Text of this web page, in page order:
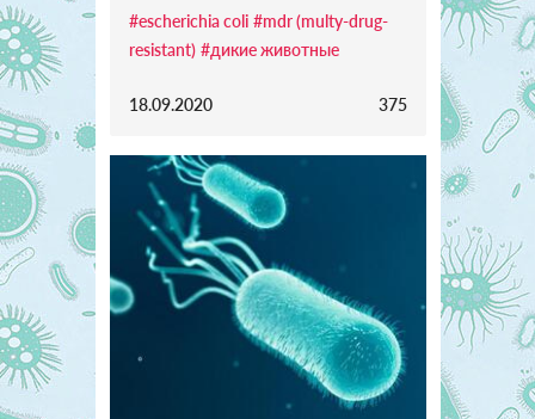
#escherichia coli #mdr (multy-drug-
resistant) #дикие животные
18.09.2020 375